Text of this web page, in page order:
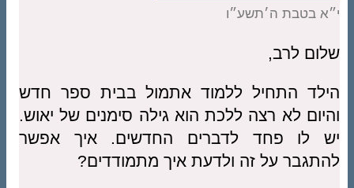
י״א בטבת ה׳תשע״ו
שלום לרב,
הילד התחיל ללמוד אתמול בבית ספר חדש
והיום לא רצה ללכת הוא גילה סימנים של יאוש.
יש לו פחד לדברים החדשים. איך אפשר
להתגבר על זה ולדעת איך מתמודדים?